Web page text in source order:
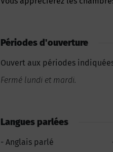
Périodes d'ouverture
Ouvert aux périodes
Fermé lundi et mardi.
Langues parlées
Anglais parlé